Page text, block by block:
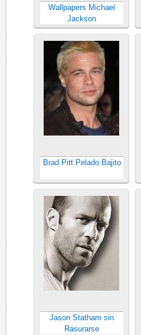
Wallpapers Michael
Jackson
Brad Pitt Pelado Bajito
Jason Statham sin
Rasurarse